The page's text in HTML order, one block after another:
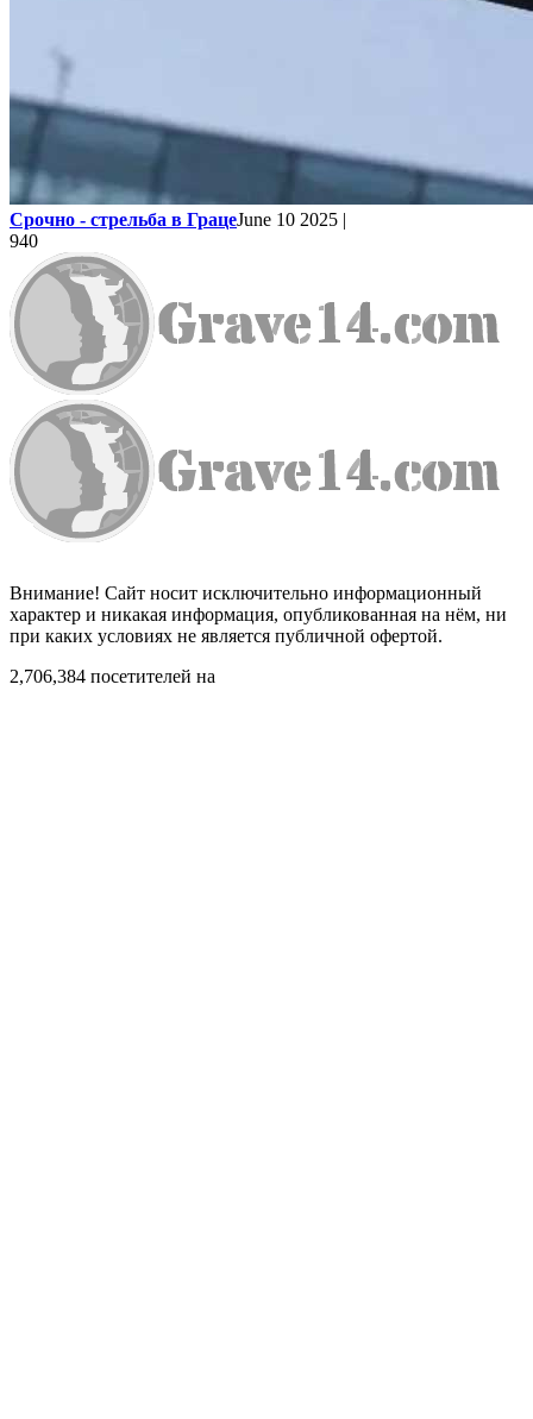
Срочно - стрельба в ГрацеJune 10 2025 |
940
Внимание! Сайт носит исключительно информационный
характер и никакая информация, опубликованная на нём, ни
при каких условиях не является публичной офертой.
2,706,384 посетителей на